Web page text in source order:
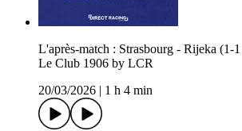
L'après-match : Strasbourg - Rijeka (1-
Le Club 1906 by LCR
20/03/2026
1 h 4 min